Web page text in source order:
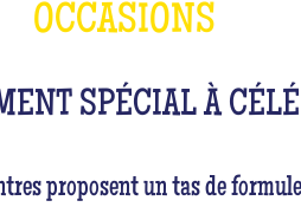
OCCASIONS
SPÉCIAL À
proposent un tas de